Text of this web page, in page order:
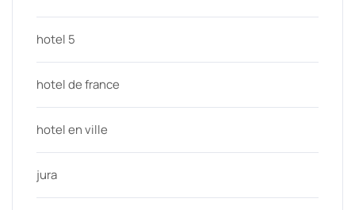
hotel 5
hotel de france
hotel en ville
jura